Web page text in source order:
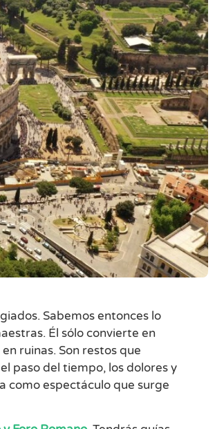
Sabemos entonces lo
Él sólo convierte en
ruinas. Son restos que
paso del tiempo, los dolores y
como espectáculo que surge